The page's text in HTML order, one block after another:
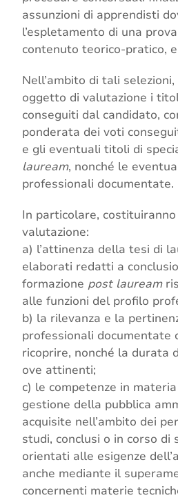
assunzioni di apprendisti
l’espletamento di una
contenuto teorico-pratico,
Nell’ambito di tali
oggetto di valutazione i
conseguiti dal candidato,
ponderata dei voti
e gli eventuali titoli di
lauream, nonché le
professionali documentate.
In particolare,
valutazione:
a) l’attinenza della tesi di
elaborati redatti a
formazione post lauream
alle funzioni del profilo
b) la rilevanza e la
professionali documentate
ricoprire, nonché la durata
ove attinenti;
c) le competenze in
gestione della pubblica
acquisite nell’ambito dei
studi, conclusi o in corso di
orientati alle esigenze
anche mediante il
concernenti materie